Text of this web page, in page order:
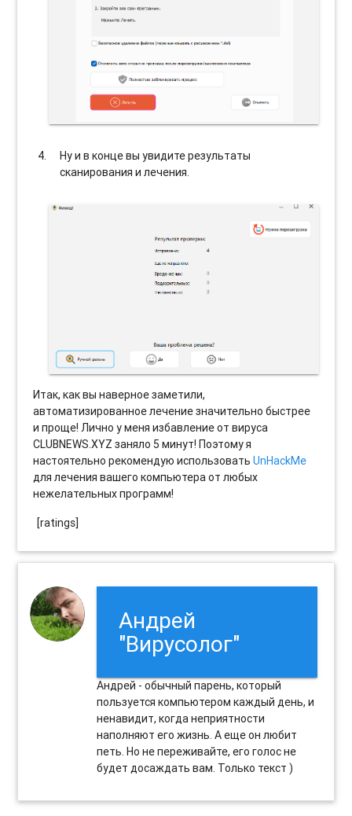
Ну и в конце вы увидите результаты
сканирования и лечения.
Итак, как вы наверное заметили,
автоматизированное лечение значительно быстрее
и проще! Лично у меня избавление от вируса
CLUBNEWS.XYZ заняло 5 минут! Поэтому я
настоятельно рекомендую использоватьUnHackMe
для лечения вашего компьютера от любых
нежелательных программ!
[ratings]
Андрей
"Вирусолог"
Андрей - обычный парень, который
пользуется компьютером каждый день, и
ненавидит, когда неприятности
наполняют его жизнь. А еще он любит
петь. Но не переживайте, его голос не
будет досаждать вам. Только текст )